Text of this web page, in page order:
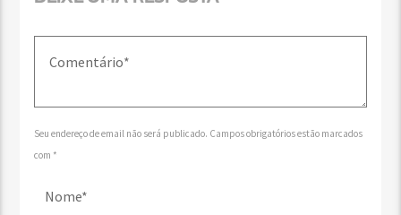
Seu endereço de email não será publicado. Campos obrigatórios estão marcados
com *